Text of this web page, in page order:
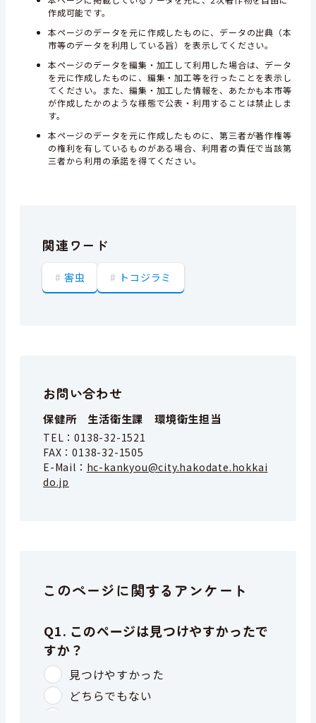
作成可能です。
本ページのデータを元に作成したものに、データの出典（本
市等のデータを利用している旨）を表示してください。
本ページのデータを編集・加工して利用した場合は、データ
を元に作成したものに、編集・加工等を行ったことを表示し
てください。また、編集・加工した情報を、あたかも本市等
が作成したかのような様態で公表・利用することは禁止しま
す。
本ページのデータを元に作成したものに、第三者が著作権等
の権利を有しているものがある場合、利用者の責任で当該第
三者から利用の承諾を得てください。
関連ワード
害虫 トコジラミ
お問い合わせ
保健所 生活衛生課 環境衛生担当
TEL：0138-32-1521
FAX：0138-32-1505
E-Mail： hc-kankyou@city.hakodate.hokkai
do.jp
このページに関するアンケート